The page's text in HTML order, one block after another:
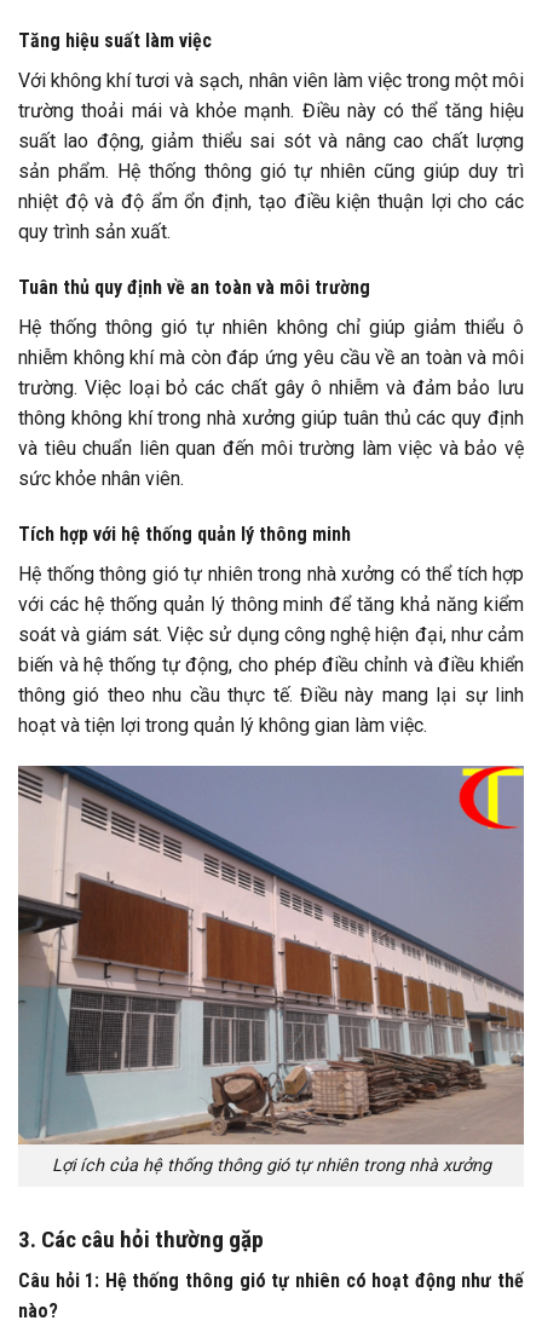
Tăng hiệu suất làm việc
Với không khí tươi và sạch, nhân viên làm việc trong một môi
trường thoải mái và khỏe mạnh. Điều này có thể tăng hiệu
suất lao động, giảm thiểu sai sót và nâng cao chất lượng
sản phẩm. Hệ thống thông gió tự nhiên cũng giúp duy trì
nhiệt độ và độ ẩm ổn định, tạo điều kiện thuận lợi cho các
quy trình sản xuất.
Tuân thủ quy định về an toàn và môi trường
Hệ thống thông gió tự nhiên không chỉ giúp giảm thiểu ô
nhiễm không khí mà còn đáp ứng yêu cầu về an toàn và môi
trường. Việc loại bỏ các chất gây ô nhiễm và đảm bảo lưu
thông không khí trong nhà xưởng giúp tuân thủ các quy định
và tiêu chuẩn liên quan đến môi trường làm việc và bảo vệ
sức khỏe nhân viên.
Tích hợp với hệ thống quản lý thông minh
Hệ thống thông gió tự nhiên trong nhà xưởng có thể tích hợp
với các hệ thống quản lý thông minh để tăng khả năng kiểm
soát và giám sát. Việc sử dụng công nghệ hiện đại, như cảm
biến và hệ thống tự động, cho phép điều chỉnh và điều khiển
thông gió theo nhu cầu thực tế. Điều này mang lại sự linh
hoạt và tiện lợi trong quản lý không gian làm việc.
Lợi ích của hệ thống thông gió tự nhiên trong nhà xưởng
3. Các câu hỏi thường gặp
Câu hỏi 1: Hệ thống thông gió tự nhiên có hoạt động như thế
nào?